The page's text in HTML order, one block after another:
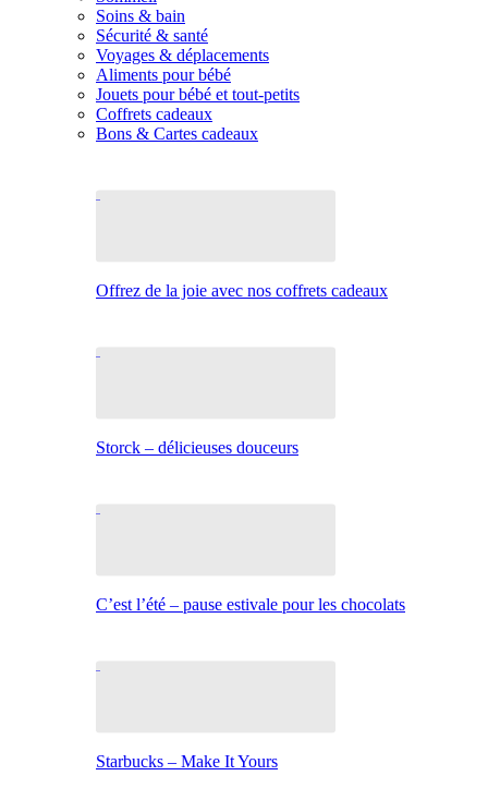
Soins & bain
Sécurité & santé
Voyages & déplacements
Aliments pour bébé
Jouets pour bébé et tout-petits
Coffrets cadeaux
Bons & Cartes cadeaux
Offrez de la joie avec nos coffrets cadeaux
Storck – délicieuses douceurs
C’est l’été – pause estivale pour les chocolats
Starbucks – Make It Yours